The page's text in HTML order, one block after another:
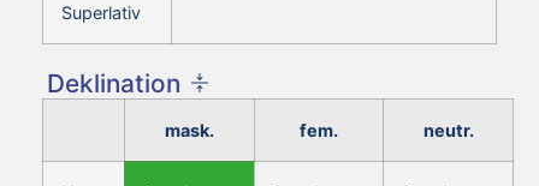
Superlativ
Deklination
mask. fem. neutr.